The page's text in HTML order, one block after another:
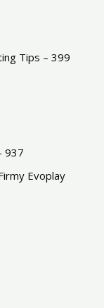
Tips – 399
937
Evoplay